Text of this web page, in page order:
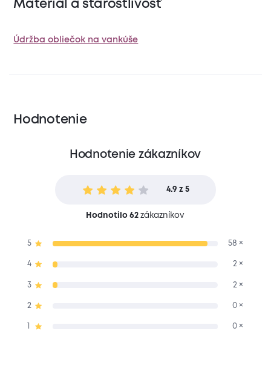
Materiál a starostlivosť
Údržba obliečok na vankúše
Hodnotenie
Hodnotenie zákazníkov
4.9 z 5
Hodnotilo 62 zákazníkov
5 58 ×
4 2 ×
3 2 ×
2 0 ×
0 ×